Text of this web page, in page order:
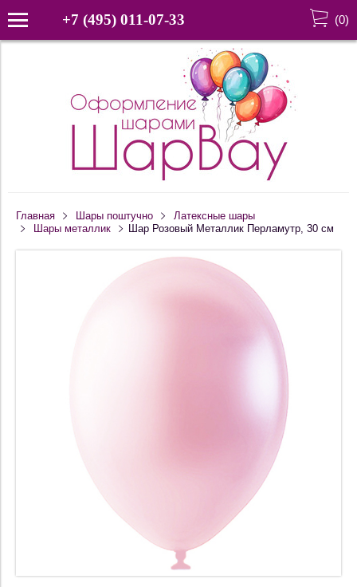
+7 (495) 011-07-33 (0)
Главная Шары поштучно
Латексные шары
Шары металлик
Шар Розовый Металлик Перламутр, 30 см